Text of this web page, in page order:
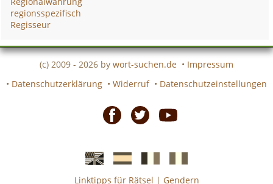
regionsspezifisch
Regisseur
(c) 2009 - 2026 by wort-suchen.de • Impressum
• Datenschutzerklärung • Widerruf • Datenschutzeinstellungen
Linktipps für Rätsel | Gendern